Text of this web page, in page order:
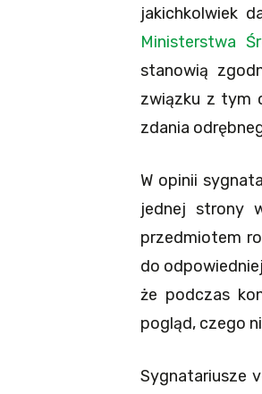
jakichkolwiek
Ministerstwa
stanowią
związku z tym
zdania
W opinii
jednej strony
przedmiotem
do
że podczas
pogląd, czego
Sygnatariusze